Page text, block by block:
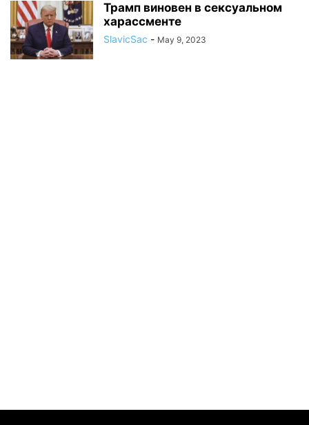
Трамп виновен в сексуальном
харассменте
SlavicSac - May 9, 2023